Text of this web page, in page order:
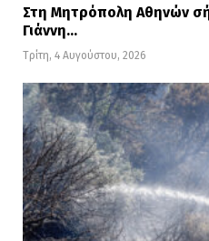
Στη Μητρόπολη Αθηνών
Γιάννη…
Τρίτη, 4 Αυγούστου, 2026